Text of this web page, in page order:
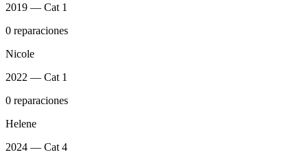
2019 — Cat 1
0 reparaciones
Nicole
2022 — Cat 1
0 reparaciones
Helene
2024 — Cat 4